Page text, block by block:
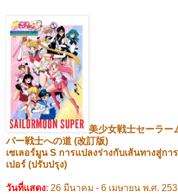
美少女戦士セーラー
パー戦士への道 (改訂版)
เซเลอร์มูน S การแปลงร่างกับเส้นทางสู่ก
เปอร์ (ปรับปรุง)
วันที่แสดง: 26 มีนาคม - 6 เมษายน พ.ศ.